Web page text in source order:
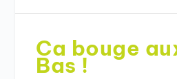
Ca bouge
Bas !